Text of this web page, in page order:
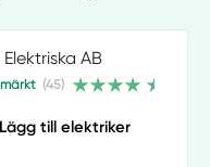
AB
(45)
Lägg till elektriker